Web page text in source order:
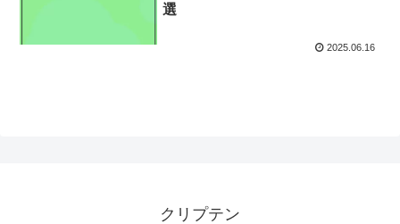
選
2025.06.16
クリプテン